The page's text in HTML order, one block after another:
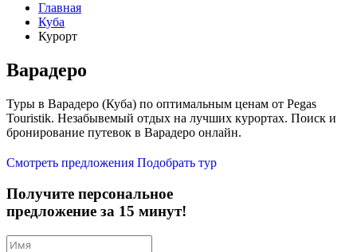
Главная
Куба
Курорт
Варадеро
Туры в Варадеро (Куба) по оптимальным ценам от Pegas
Touristik. Незабывемый отдых на лучших курортах. Поиск и
бронирование путевок в Варадеро онлайн.
Смотреть предложения Подобрать тур
Получите персональное
предложение за 15 минут!